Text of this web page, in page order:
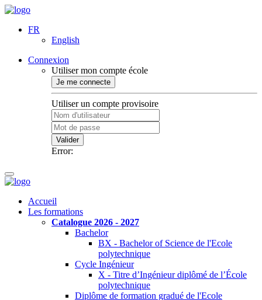
FR
English
Connexion
Utiliser mon compte école
Je me connecte
Utiliser un compte provisoire
Valider
Error:
Accueil
Les formations
Catalogue 2026 - 2027
Bachelor
BX - Bachelor of Science de l'Ecole
polytechnique
Cycle Ingénieur
X - Titre d’Ingénieur diplômé de l’École
polytechnique
Diplôme de formation gradué de l'Ecole